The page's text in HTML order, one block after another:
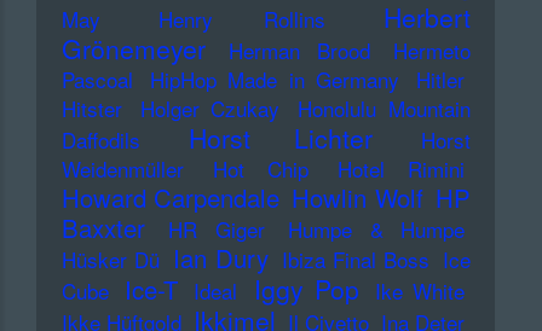
May
Henry Rollins
Herbert
Grönemeyer
Herman Brood
Hermeto
Pascoal
HipHop Made in Germany
Hitler
Hitster
Holger Czukay
Honolulu Mountain
Daffodils
Horst Lichter
Horst
Weidenmüller
Hot Chip Hotel Rimini
Howard Carpendale Howlin Wolf HP
Baxxter
HR Giger
Humpe & Humpe
Hüsker Dü Ian Dury Ibiza Final Boss Ice
Cube
Ice-T Ideal Iggy Pop Ike White
Ikke Hüftgold Ikkimel Il Civetto Ina Deter